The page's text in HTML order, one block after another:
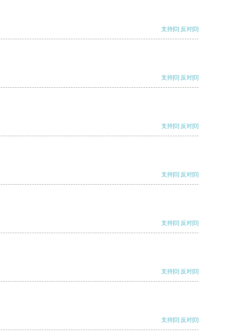
支持[0] 反对[0]
支持[0] 反对[0]
支持[0] 反对[0]
支持[0] 反对[0]
支持[0] 反对[0]
支持[0] 反对[0]
支持[0] 反对[0]